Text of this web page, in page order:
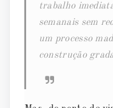
trabalho
semanais sem
um processo
construção